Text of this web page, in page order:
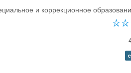
и коррекционное